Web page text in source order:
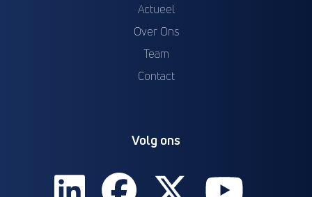
Actueel
Over Ons
Team
Contact
Volg ons